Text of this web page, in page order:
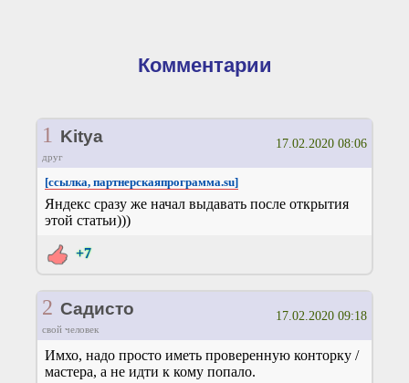
Комментарии
1 Kitya
друг
17.02.2020 08:06
[ссылка, партнерскаяпрограмма.su]
Яндекс сразу же начал выдавать после открытия
этой статьи)))
+7
2 Садисто
свой человек
17.02.2020 09:18
Имхо, надо просто иметь проверенную конторку /
мастера, а не идти к кому попало.